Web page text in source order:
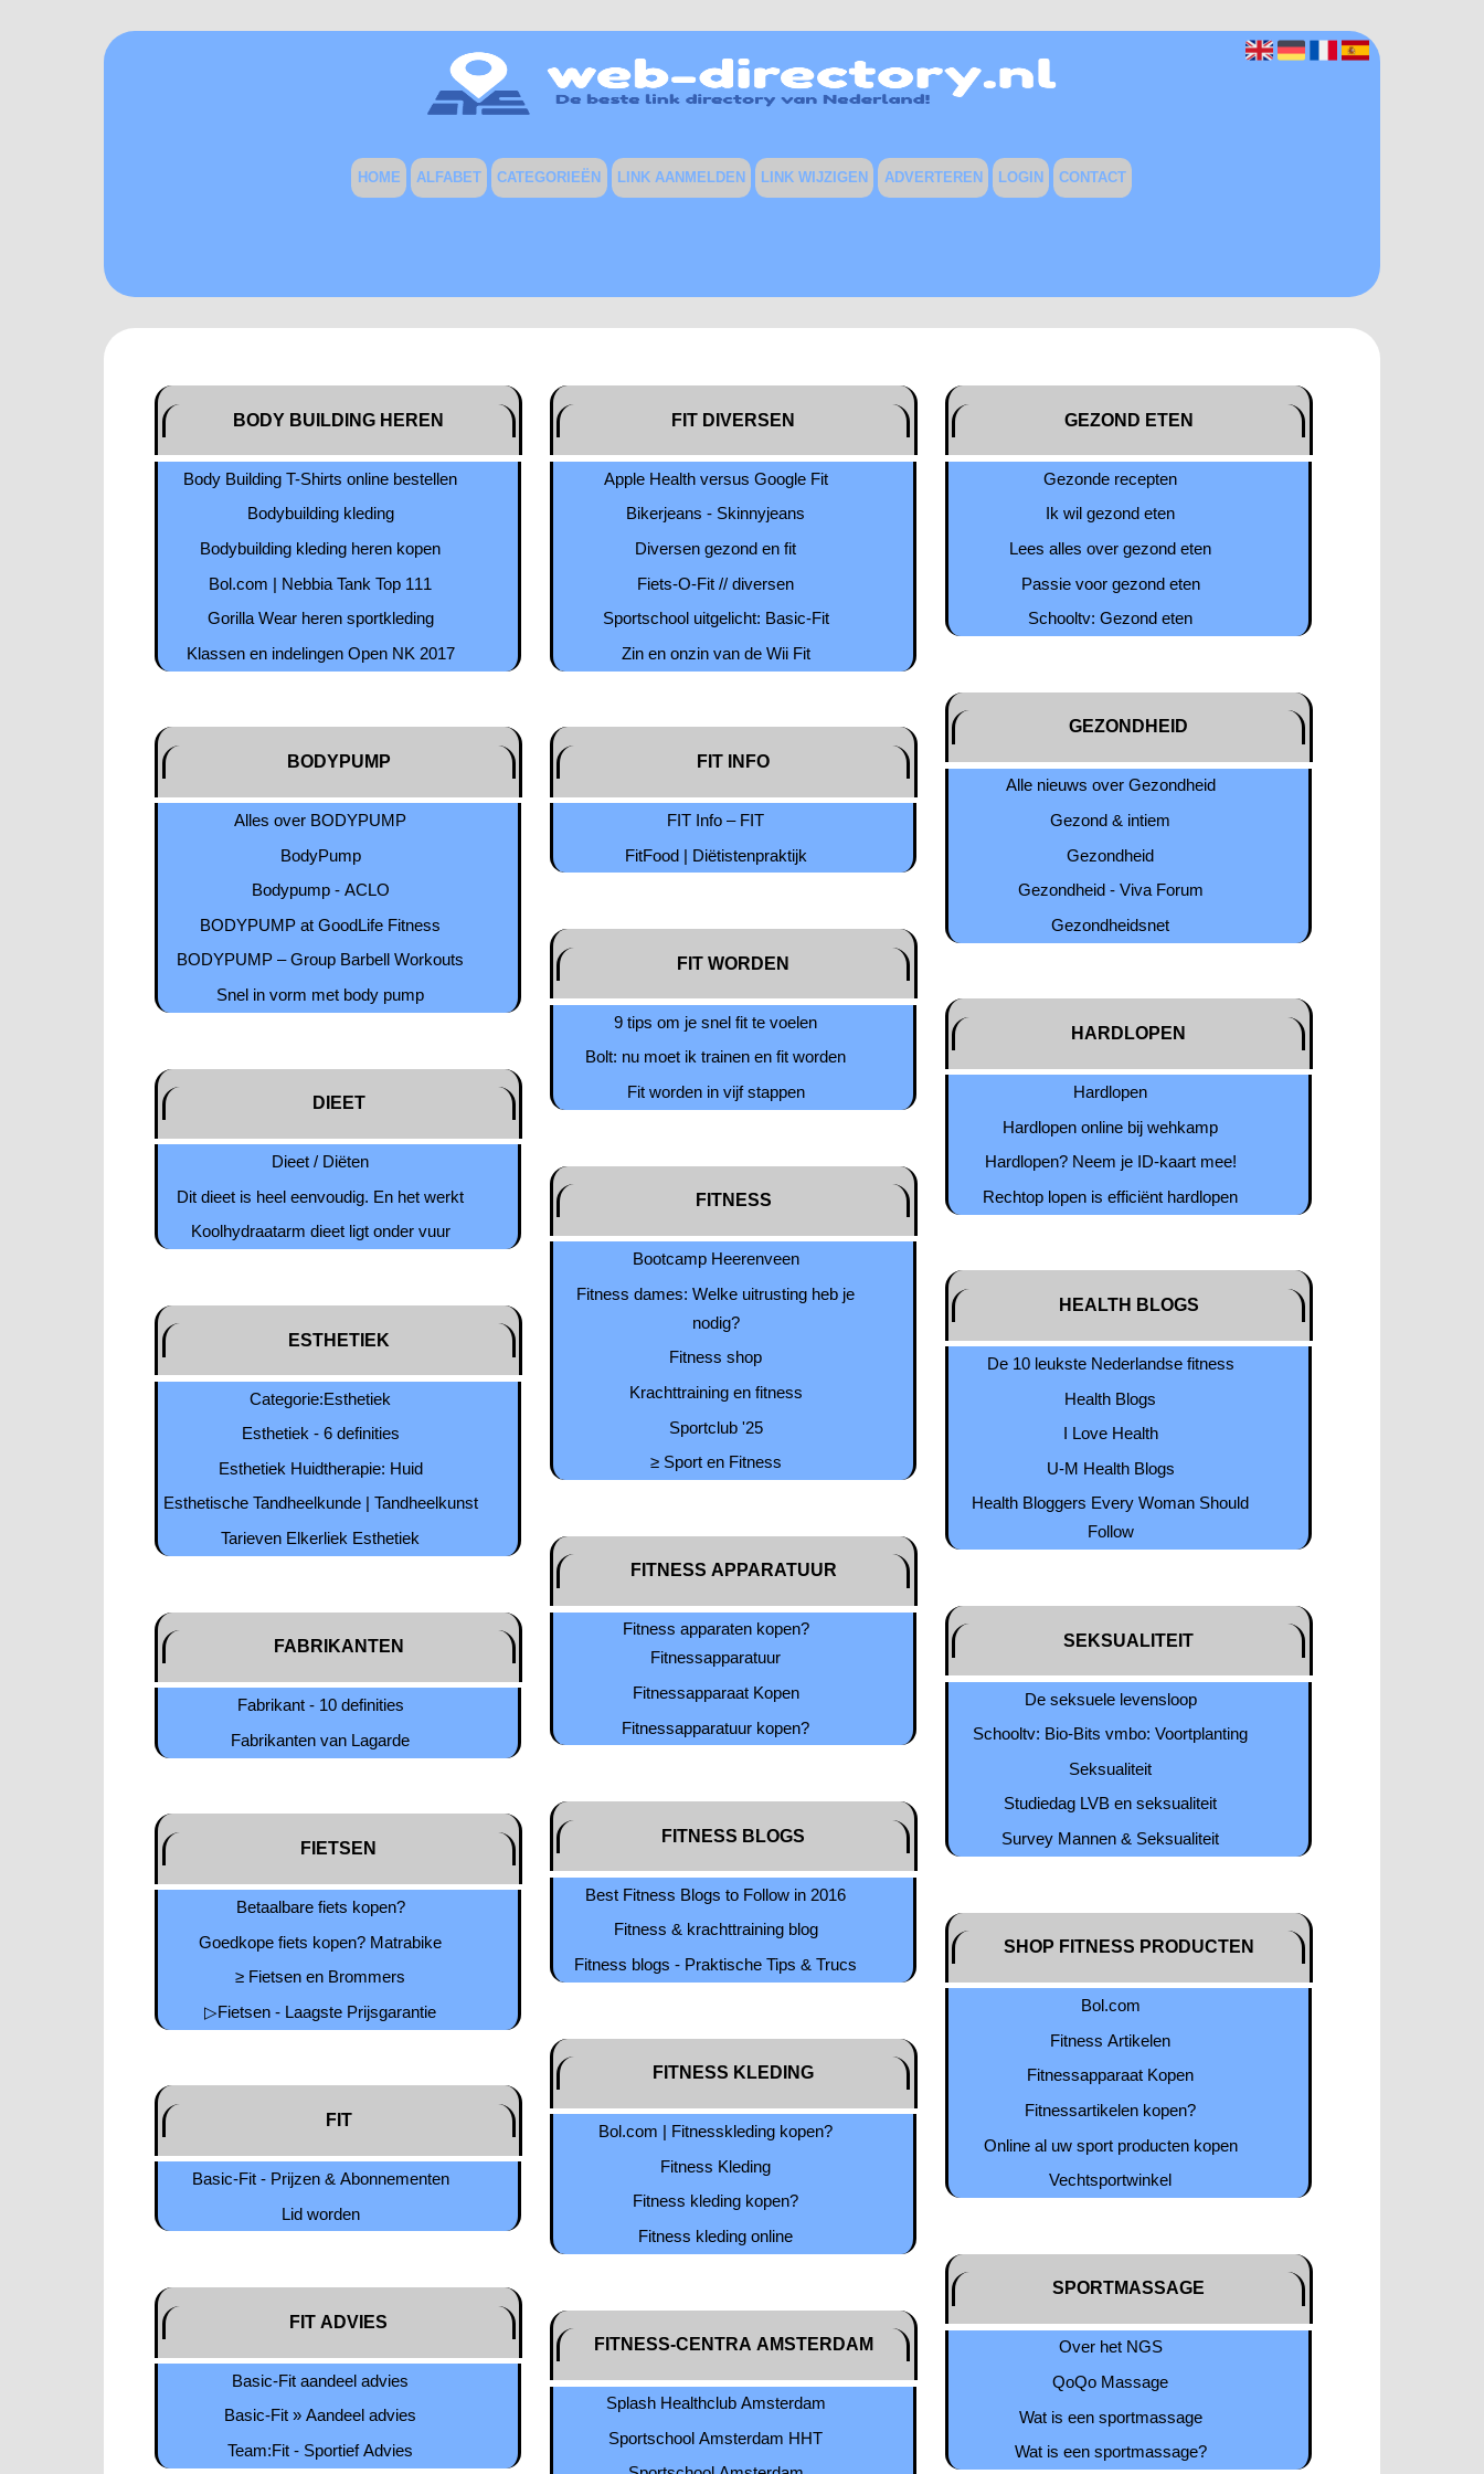
HOME ALFABET CATEGORIEËN LINK AANMELDEN LINK WIJZIGEN ADVERTEREN LOGIN CONTACT
BODY BUILDING HEREN
Body Building T-Shirts online bestellen
Bodybuilding kleding
Bodybuilding kleding heren kopen
Bol.com | Nebbia Tank Top 111
Gorilla Wear heren sportkleding
Klassen en indelingen Open NK 2017
BODYPUMP
Alles over BODYPUMP
BodyPump
Bodypump - ACLO
BODYPUMP at GoodLife Fitness
BODYPUMP – Group Barbell Workouts
Snel in vorm met body pump
DIEET
Dieet / Diëten
Dit dieet is heel eenvoudig. En het werkt
Koolhydraatarm dieet ligt onder vuur
ESTHETIEK
Categorie:Esthetiek
Esthetiek - 6 definities
Esthetiek Huidtherapie: Huid
Esthetische Tandheelkunde | Tandheelkunst
Tarieven Elkerliek Esthetiek
FABRIKANTEN
Fabrikant - 10 definities
Fabrikanten van Lagarde
FIETSEN
Betaalbare fiets kopen?
Goedkope fiets kopen? Matrabike
≥ Fietsen en Brommers
▷Fietsen - Laagste Prijsgarantie
FIT
Basic-Fit - Prijzen & Abonnementen
Lid worden
FIT ADVIES
Basic-Fit aandeel advies
Basic-Fit » Aandeel advies
Team:Fit - Sportief Advies
FIT DIVERSEN
Apple Health versus Google Fit
Bikerjeans - Skinnyjeans
Diversen gezond en fit
Fiets-O-Fit // diversen
Sportschool uitgelicht: Basic-Fit
Zin en onzin van de Wii Fit
FIT INFO
FIT Info – FIT
FitFood | Diëtistenpraktijk
FIT WORDEN
9 tips om je snel fit te voelen
Bolt: nu moet ik trainen en fit worden
Fit worden in vijf stappen
FITNESS
Bootcamp Heerenveen
Fitness dames: Welke uitrusting heb je
nodig?
Fitness shop
Krachttraining en fitness
Sportclub '25
≥ Sport en Fitness
FITNESS APPARATUUR
Fitness apparaten kopen?
Fitnessapparatuur
Fitnessapparaat Kopen
Fitnessapparatuur kopen?
FITNESS BLOGS
Best Fitness Blogs to Follow in 2016
Fitness & krachttraining blog
Fitness blogs - Praktische Tips & Trucs
FITNESS KLEDING
Bol.com | Fitnesskleding kopen?
Fitness Kleding
Fitness kleding kopen?
Fitness kleding online
FITNESS-CENTRA AMSTERDAM
Splash Healthclub Amsterdam
Sportschool Amsterdam HHT
GEZOND ETEN
Gezonde recepten
Ik wil gezond eten
Lees alles over gezond eten
Passie voor gezond eten
Schooltv: Gezond eten
GEZONDHEID
Alle nieuws over Gezondheid
Gezond & intiem
Gezondheid
Gezondheid - Viva Forum
Gezondheidsnet
HARDLOPEN
Hardlopen
Hardlopen online bij wehkamp
Hardlopen? Neem je ID-kaart mee!
Rechtop lopen is efficiënt hardlopen
HEALTH BLOGS
De 10 leukste Nederlandse fitness
Health Blogs
I Love Health
U-M Health Blogs
​Health Bloggers Every Woman Should
Follow
SEKSUALITEIT
De seksuele levensloop
Schooltv: Bio-Bits vmbo: Voortplanting
Seksualiteit
Studiedag LVB en seksualiteit
Survey Mannen & Seksualiteit
SHOP FITNESS PRODUCTEN
Bol.com
Fitness Artikelen
Fitnessapparaat Kopen
Fitnessartikelen kopen?
Online al uw sport producten kopen
Vechtsportwinkel
SPORTMASSAGE
Over het NGS
QoQo Massage
Wat is een sportmassage
Wat is een sportmassage?